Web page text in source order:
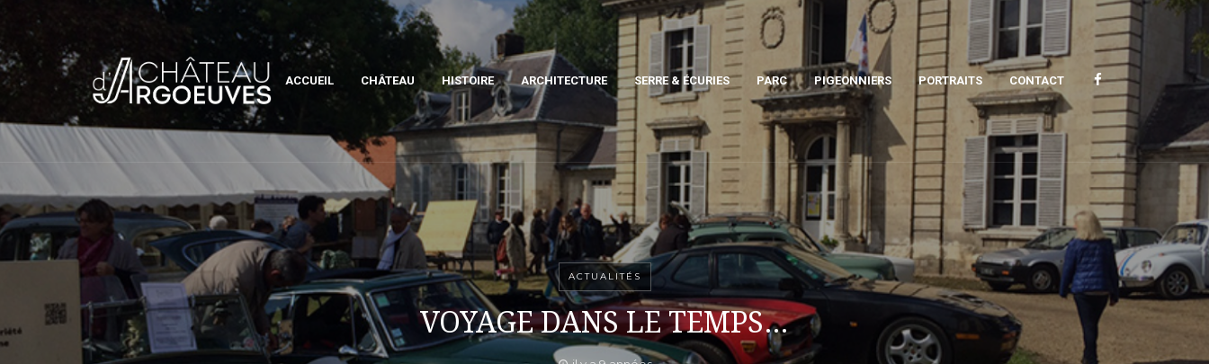
ACCUEIL CHÂTEAU HISTOIRE ARCHITECTURE SERRE & ÉCURIES PARC PIGEONNIERS PORTRAITS CONTACT
ACTUALITÉS
VOYAGE DANS LE TEMPS…